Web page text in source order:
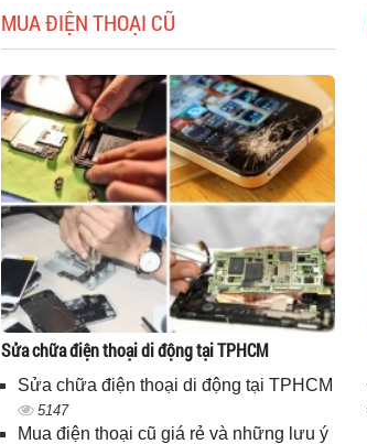
MUA ĐIỆN THOẠI CŨ
Sửa chữa điện thoại di động tại TPHCM
Sửa chữa điện thoại di động tại TPHCM
5147
Mua điện thoại cũ giá rẻ và những lưu ý